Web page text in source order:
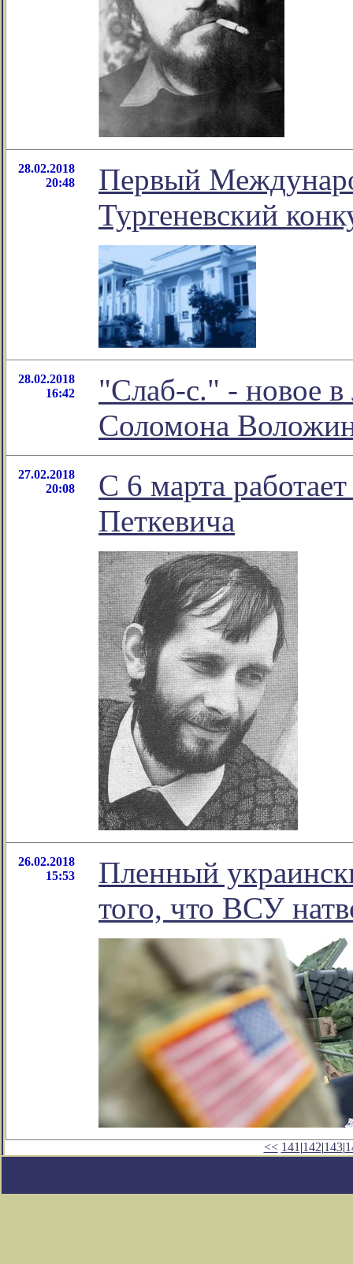
28.02.2018
20:48
Первый
Тургеневский
28.02.2018
16:42
"Слаб-с." - новое в
Соломона
27.02.2018
20:08
С 6 марта
Петкевича
26.02.2018
15:53
Пленный
того, что ВСУ
<< 141 |142|143|